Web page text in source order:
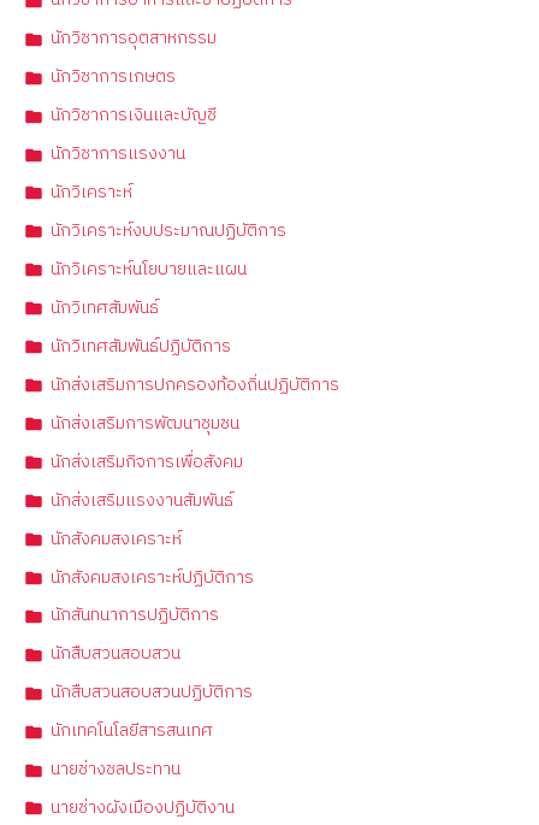
นักวิชาการอุตสาหกรรม
นักวิชาการเกษตร
นักวิชาการเงินและบัญชี
นักวิชาการแรงงาน
นักวิเคราะห์
นักวิเคราะห์งบประมาณปฏิบัติการ
นักวิเคราะห์นโยบายและแผน
นักวิเทศสัมพันธ์
นักวิเทศสัมพันธ์ปฏิบัติการ
นักส่งเสริมการปกครองท้องถิ่นปฏิบัติการ
นักส่งเสริมการพัฒนาชุมชน
นักส่งเสริมกิจการเพื่อสังคม
นักส่งเสริมแรงงานสัมพันธ์
นักสังคมสงเคราะห์
นักสังคมสงเคราะห์ปฏิบัติการ
นักสันทนาการปฏิบัติการ
นักสืบสวนสอบสวน
นักสืบสวนสอบสวนปฏิบัติการ
นักเทคโนโลยีสารสนเทศ
นายช่างชลประทาน
นายช่างผังเมืองปฏิบัติงาน